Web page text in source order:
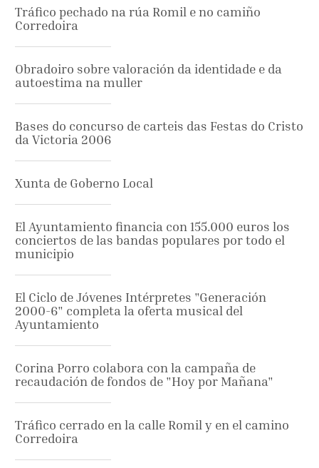
Tráfico pechado na rúa Romil e no camiño
Corredoira
Obradoiro sobre valoración da identidade e da
autoestima na muller
Bases do concurso de carteis das Festas do Cristo
da Victoria 2006
Xunta de Goberno Local
El Ayuntamiento financia con 155.000 euros los
conciertos de las bandas populares por todo el
municipio
El Ciclo de Jóvenes Intérpretes "Generación
2000-6" completa la oferta musical del
Ayuntamiento
Corina Porro colabora con la campaña de
recaudación de fondos de "Hoy por Mañana"
Tráfico cerrado en la calle Romil y en el camino
Corredoira